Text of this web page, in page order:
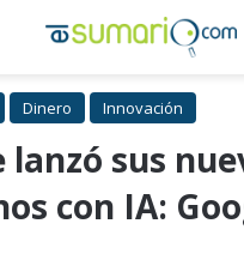
Dinero Innovación
lanzó sus
con IA: